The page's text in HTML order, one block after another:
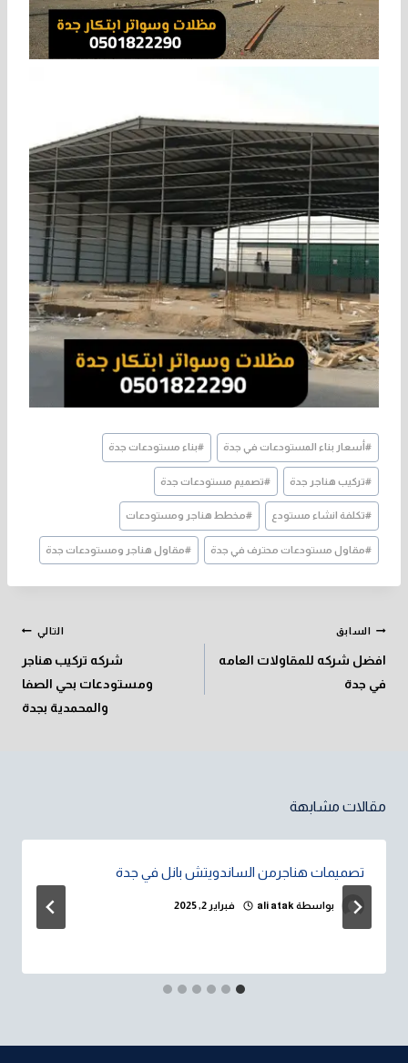
وسوم
المقال:
#أسعار بناء المستودعات في جدة #بناء مستودعات جدة
#تركيب هناجر جدة #تصميم مستودعات جدة
#تكلفة انشاء مستودع #مخطط هناجر ومستودعات
#مقاول مستودعات محترف في جدة #مقاول هناجر ومستودعات جدة
تصفّحالسابق
افضل شركه للمقاولات العامه
في جدة
التالي
شركه تركيب هناجر
ومستودعات بحي الصفا
والمحمدية بجدة
مقالات مشابهة
تصميمات هناجرمن الساندويتش بانل في جدة
بواسطة ali atak فبراير 2, 2025